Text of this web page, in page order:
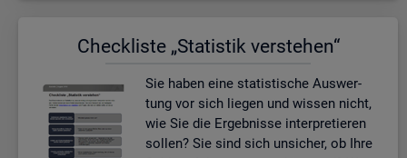
Check­lis­te „Sta­tis­tik ver­ste­hen“
Sie haben eine sta­tis­ti­sche Aus­wer­
tung vor sich lie­gen und wis­sen nicht,
wie Sie die Er­geb­nis­se in­ter­pre­tie­ren
sol­len? Sie sind sich un­si­cher, ob Ihre